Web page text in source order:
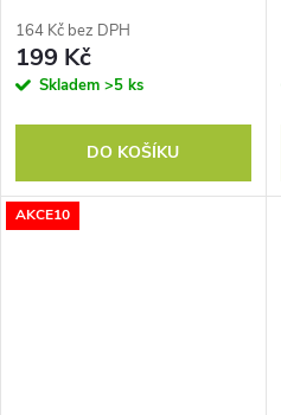
164 Kč bez DPH
199 Kč
Skladem >5 ks
DO KOŠÍKU
AKCE10